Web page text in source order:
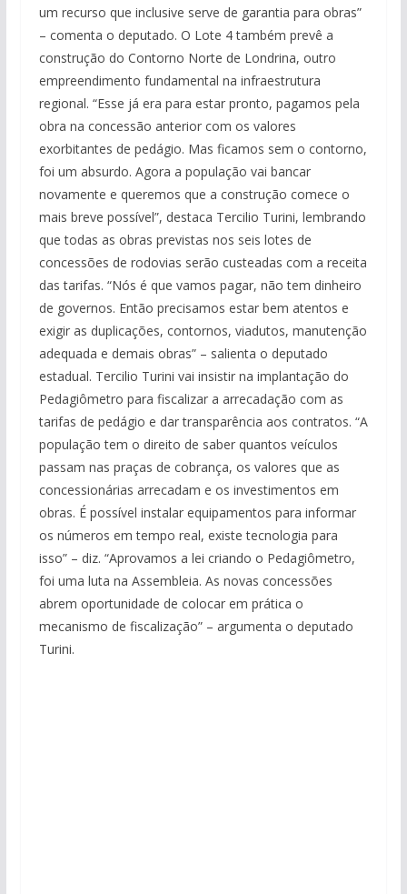
um recurso que inclusive serve de garantia para obras”
– comenta o deputado. O Lote 4 também prevê a
construção do Contorno Norte de Londrina, outro
empreendimento fundamental na infraestrutura
regional. “Esse já era para estar pronto, pagamos pela
obra na concessão anterior com os valores
exorbitantes de pedágio. Mas ficamos sem o contorno,
foi um absurdo. Agora a população vai bancar
novamente e queremos que a construção comece o
mais breve possível”, destaca Tercilio Turini, lembrando
que todas as obras previstas nos seis lotes de
concessões de rodovias serão custeadas com a receita
das tarifas. “Nós é que vamos pagar, não tem dinheiro
de governos. Então precisamos estar bem atentos e
exigir as duplicações, contornos, viadutos, manutenção
adequada e demais obras” – salienta o deputado
estadual. Tercilio Turini vai insistir na implantação do
Pedagiômetro para fiscalizar a arrecadação com as
tarifas de pedágio e dar transparência aos contratos. “A
população tem o direito de saber quantos veículos
passam nas praças de cobrança, os valores que as
concessionárias arrecadam e os investimentos em
obras. É possível instalar equipamentos para informar
os números em tempo real, existe tecnologia para
isso” – diz. “Aprovamos a lei criando o Pedagiômetro,
foi uma luta na Assembleia. As novas concessões
abrem oportunidade de colocar em prática o
mecanismo de fiscalização” – argumenta o deputado
Turini.